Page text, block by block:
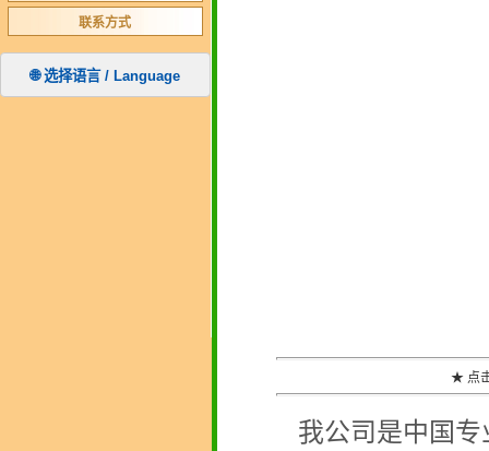
联系方式
🌐 选择语言 / Language
★ 点
我公司是中国